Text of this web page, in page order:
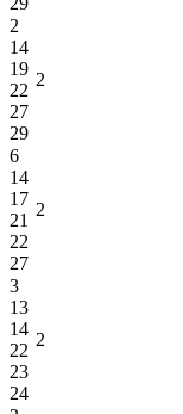
2
14
19
22
27
29
2
6
14
17
21
22
27
2
3
13
14
22
23
24
2